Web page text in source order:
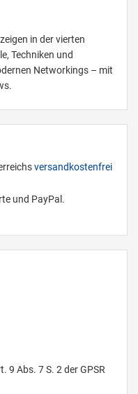
in der vierten
Techniken und
Networkings – mit
versandkostenfrei
und PayPal.
9 Abs. 7 S. 2 der GPSR